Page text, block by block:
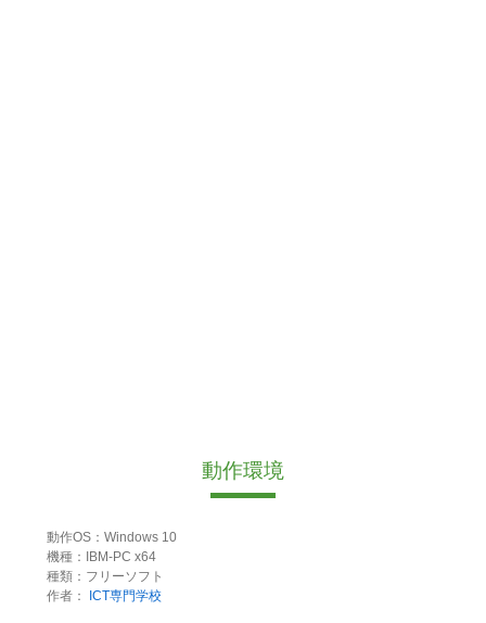
動作環境
動作OS：Windows 10
機種：IBM-PC x64
種類：フリーソフト
作者：
ICT専門学校